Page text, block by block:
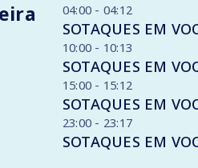
04:00 - 04:12
SOTAQUES EM
10:00 - 10:13
SOTAQUES EM
15:00 - 15:12
SOTAQUES EM
23:00 - 23:17
SOTAQUES EM